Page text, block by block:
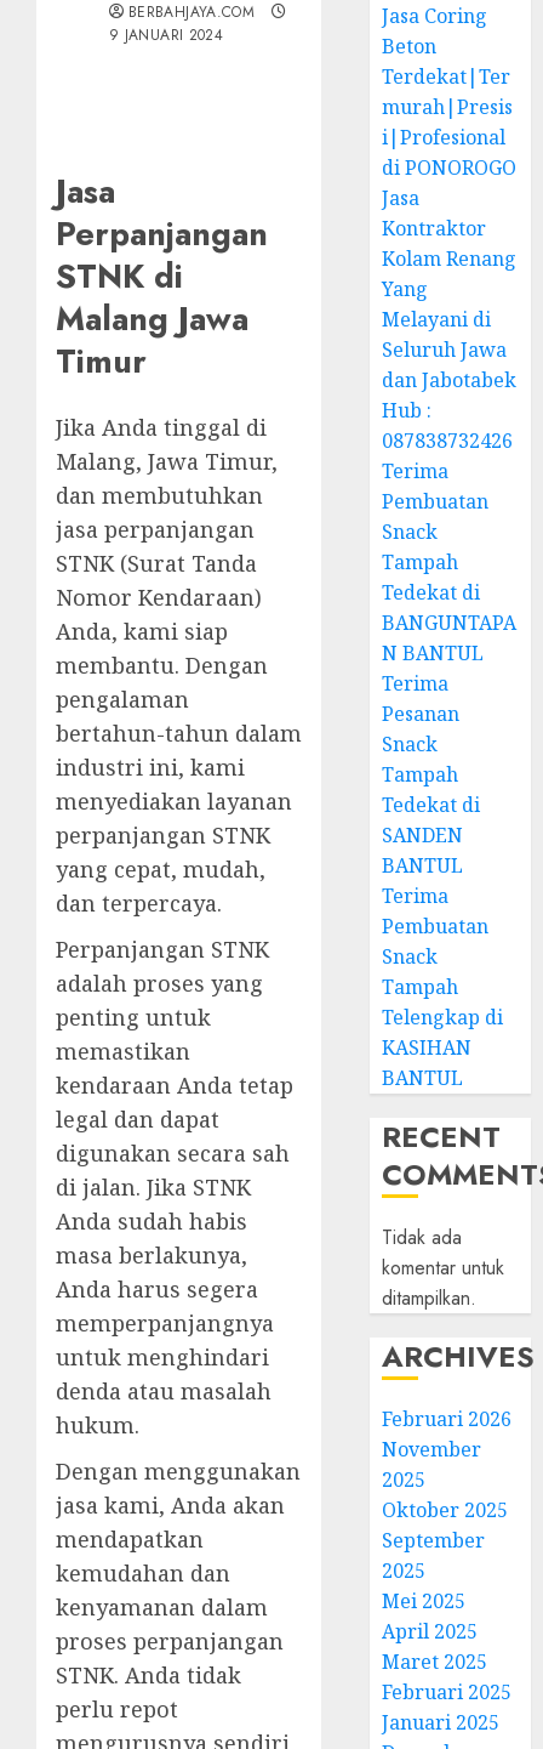
BERBAHJAYA.COM
9 JANUARI 2024
Jasa
Perpanjangan
STNK di
Malang Jawa
Timur
Jika Anda tinggal di
Malang, Jawa Timur,
dan membutuhkan
jasa perpanjangan
STNK (Surat Tanda
Nomor Kendaraan)
Anda, kami siap
membantu. Dengan
pengalaman
bertahun-tahun dalam
industri ini, kami
menyediakan layanan
perpanjangan STNK
yang cepat, mudah,
dan terpercaya.
Perpanjangan STNK
adalah proses yang
penting untuk
memastikan
kendaraan Anda tetap
legal dan dapat
digunakan secara sah
di jalan. Jika STNK
Anda sudah habis
masa berlakunya,
Anda harus segera
memperpanjangnya
untuk menghindari
denda atau masalah
hukum.
Dengan menggunakan
jasa kami, Anda akan
mendapatkan
kemudahan dan
kenyamanan dalam
proses perpanjangan
STNK. Anda tidak
perlu repot
mengurusnya sendiri,
Jasa Coring
Beton
Terdekat|Ter
murah|Presis
i|Profesional
di PONOROGO
Jasa
Kontraktor
Kolam Renang
Yang
Melayani di
Seluruh Jawa
dan Jabotabek
Hub :
087838732426
Terima
Pembuatan
Snack
Tampah
Tedekat di
BANGUNTAPA
N BANTUL
Terima
Pesanan
Snack
Tampah
Tedekat di
SANDEN
BANTUL
Terima
Pembuatan
Snack
Tampah
Telengkap di
KASIHAN
BANTUL
RECENT
Tidak ada
komentar untuk
ditampilkan.
ARCHIVES
Februari 2026
November
2025
Oktober 2025
September
2025
Mei 2025
April 2025
Maret 2025
Februari 2025
Januari 2025